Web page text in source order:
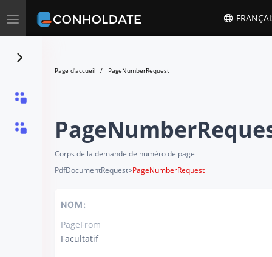
Toggle
navigation
Page d'accueil PageNumberRequest
Corps de la demande de numéro de page
PdfDocumentRequest>PageNumberRequest
NOM:
PageFrom
Facultatif